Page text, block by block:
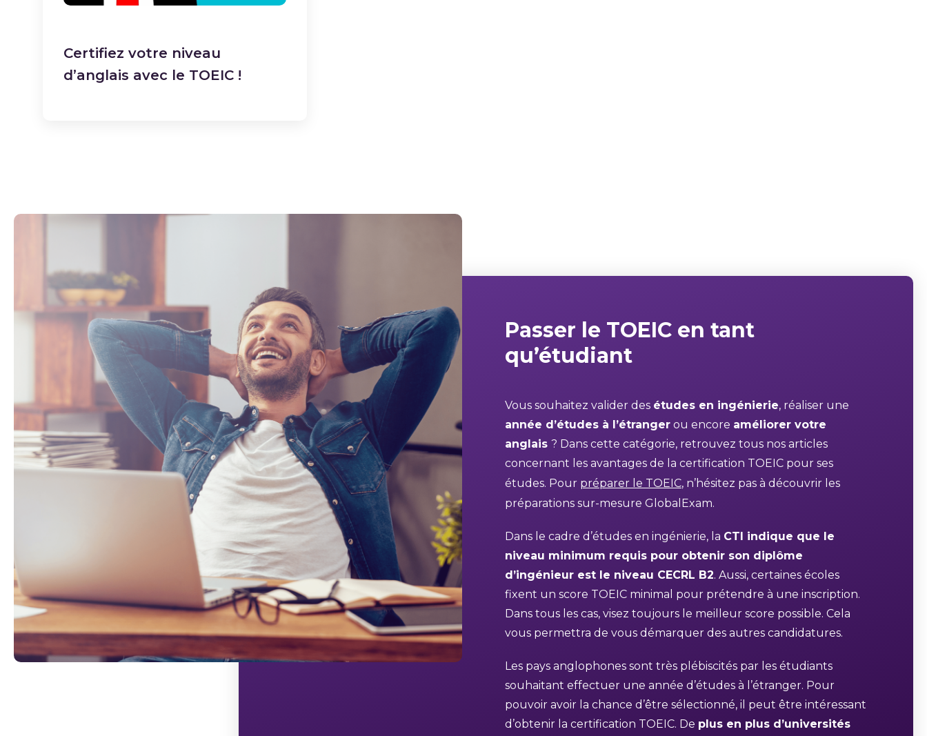
Certifiez votre niveau
d’anglais avec le TOEIC !
Passer le TOEIC en tant
qu’étudiant
Vous souhaitez valider des études en ingénierie, réaliser une
année d’études à l’étranger ou encore améliorer votre
anglais ? Dans cette catégorie, retrouvez tous nos articles
concernant les avantages de la certification TOEIC pour ses
études. Pour préparer le TOEIC, n’hésitez pas à découvrir les
préparations sur-mesure GlobalExam.
Dans le cadre d’études en ingénierie, la CTI indique que le
niveau minimum requis pour obtenir son diplôme
d’ingénieur est le niveau CECRL B2. Aussi, certaines écoles
fixent un score TOEIC minimal pour prétendre à une inscription.
Dans tous les cas, visez toujours le meilleur score possible. Cela
vous permettra de vous démarquer des autres candidatures.
Les pays anglophones sont très plébiscités par les étudiants
souhaitant effectuer une année d’études à l’étranger. Pour
pouvoir avoir la chance d’être sélectionné, il peut être intéressant
d’obtenir la certification TOEIC. De plus en plus d’universités